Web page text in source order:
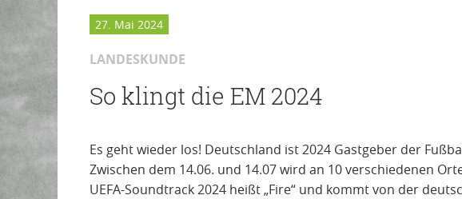
27. Mai 2024
LANDESKUNDE
So klingt die EM 2024
Es geht wieder los! Deutschland ist 2024 Gastgeber der
Zwischen dem 14.06. und 14.07 wird an 10 verschiedenen
UEFA-Soundtrack 2024 heißt „Fire“ und kommt von der